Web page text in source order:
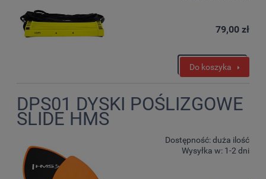
79,00 zł
Do koszyka
DPS01 DYSKI POŚLIZGOWE
SLIDE HMS
Dostępność:duża ilość
Wysyłka w: 1-2 dni